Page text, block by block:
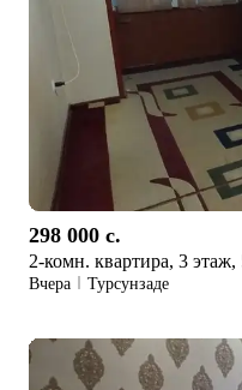
298 000 c.
2-комн. квартира, 3
Вчера Турсунзаде